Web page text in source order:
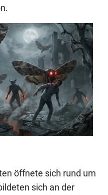
öffnete sich rund um
sich an der